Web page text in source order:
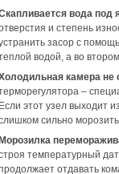
вода под
и степень
засор с
водой, а во
камера не
–
Если этот узел выходит
сильно
Морозилка
температурный
отдавать